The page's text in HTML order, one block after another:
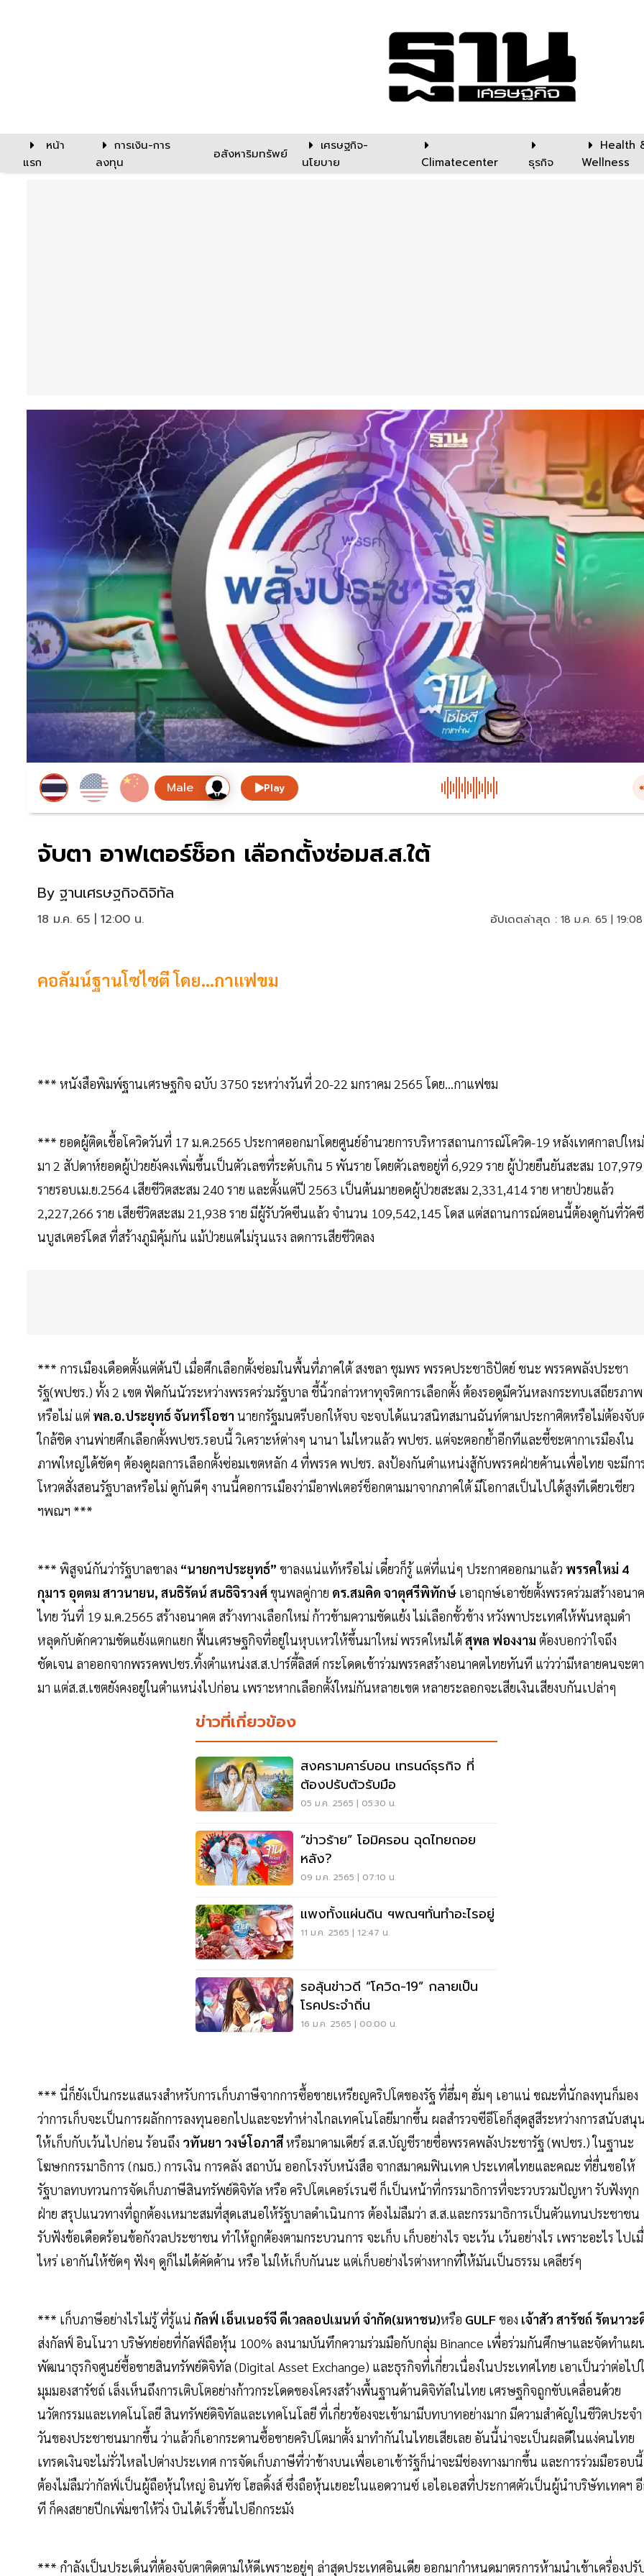
หน้า
แรก
การเงิน-การ
ลงทุน
อสังหาริมทรัพย์
เศรษฐกิจ-
นโยบาย
Climatecenter ธุรกิจ
Health
Wellness
Play
จับตา อาฟเตอร์ช็อก เลือกตั้งซ่อมส.ส.ใต้
By ฐานเศรษฐกิจดิจิทัล
18 ม.ค. 65 | 12:00 น. อัปเดตล่าสุด : 18 ม.ค. 65 |
คอลัมน์ฐานโซไซตี โดย...กาแฟขม
*** หนังสือพิมพ์ฐานเศรษฐกิจ ฉบับ 3750 ระหว่างวันที่ 20-22 มกราคม 2565 โดย...กาแฟขม
*** ยอดผู้ติดเชื้อโควิดวันที่ 17 ม.ค.2565 ประกาศออกมาโดยศูนย์อำนวยการบริหารสถานการณ์โควิด-19 หลังเทศกาลปใหม่
มา 2 สัปดาห์ยอดผู้ป่วยยังคงเพิ่มขึ้นเป็นตัวเลขที่ระดับเกิน 5 พันราย โดยตัวเลขอยู่ที่ 6,929 ราย ผู้ป่วยยืนยันสะสม 107,979
รายรอบเม.ย.2564 เสียชีวิตสะสม 240 ราย และตั้งแต่ปี 2563 เป็นต้นมายอดผู้ป่วยสะสม 2,331,414 ราย หายป่วยแล้ว
2,227,266 ราย เสียชีวิตสะสม 21,938 ราย มีผู้รับวัคซีนแล้ว จำนวน 109,542,145 โดส แต่สถานการณ์ตอนนี้ต้องดูกันที่วัคซี
นบูสเตอร์โดส ที่สร้างภูมิคุ้มกัน แม้ป่วยแต่ไม่รุนแรง ลดการเสียชีวิตลง
*** การเมืองเดือดตั้งแต่ต้นปี เมื่อศึกเลือกตั้งซ่อมในพื้นที่ภาคใต้ สงขลา ชุมพร พรรคประชาธิปัตย์ ชนะ พรรคพลังประชา
รัฐ(พปชร.) ทั้ง 2 เขต ฟัดกันนัวระหว่างพรรคร่วมรัฐบาล ชี้นิ้วกล่าวหาทุจริตการเลือกตั้ง ต้องรอดูมีควันหลงกระทบเสถียรภาพ
หรือไม่ แต่ พล.อ.ประยุทธ์ จันทร์โอชา นายกรัฐมนตรีบอกให้จบ จะจบได้แนวสนิทสมานฉันท์ตามประกาศิตหรือไม่ต้องจับ
ใกล้ชิด งานพ่ายศึกเลือกตั้งพปชร.รอบนี้ วิเคราะห์ต่างๆ นานา ไม่ไหวแล้ว พปชร. แต่จะตอกย้ำอีกทีและชี้ชะตากาเรมืองใน
ภาพใหญ่ได้ชัดๆ ต้องดูผลการเลือกตั้งซ่อมเขตหลัก 4 ที่พรรค พปชร. ลงป้องกันตำแหน่งสู้กับพรรคฝ่ายค้านเพื่อไทย จะมีกา
โหวตสั่งสอนรัฐบาลหรือไม่ ดูกันดีๆ งานนี้คอการเมืองว่ามีอาฟเตอร์ช็อกตามมาจากภาคใต้ มีโอกาสเป็นไปได้สูงทีเดียวเชียว
ฯพณฯ ***
*** พิสูจน์กันว่ารัฐบาลขาลง “นายกฯประยุทธ์” ขาลงแน่แท้หรือไม่ เดี๋ยวก็รู้ แต่ที่แน่ๆ ประกาศออกมาแล้ว พรรคใหม่ 4
กุมาร อุตตม สาวนายน, สนธิรัตน์ สนธิจิรวงศ์ขุนพลคู่กาย ดร.สมคิด จาตุศรีพิทักษ์ เอาฤกษ์เอาชัยตั้งพรรคร่วมสร้างอนา
ไทย วันที่ 19 ม.ค.2565 สร้างอนาคต สร้างทางเลือกใหม่ ก้าวข้ามความขัดแย้ง ไม่เลือกขั้วข้าง หวังพาประเทศให้พ้นหลุมดำ
หลุดกับดักความขัดแย้งแตกแยก ฟื้นเศรษฐกิจที่อยู่ในหุบเหวให้ขึ้นมาใหม่ พรรคใหม่ได้สุพล ฟองงาม ต้องบอกว่าใจถึง
ชัดเจน ลาออกจากพรรคพปชร.ทิ้งตำแหน่งส.ส.ปาร์ตี้ลิสต์ กระโดดเข้าร่วมพรรคสร้างอนาคตไทยทันที แว่วว่ามีหลายคนจะต
มา แต่ส.ส.เขตยังคงอยู่ในตำแหน่งไปก่อน เพราะหากเลือกตั้งใหม่กันหลายเขต หลายระลอกจะเสียเงินเสียงบกันเปล่าๆ
ข่าวที่เกี่ยวข้อง
สงครามคาร์บอน เทรนด์ธุรกิจ ที่
ต้องปรับตัวรับมือ
05 ม.ค. 2565 | 05:30 น.
“ข่าวร้าย” โอมิครอน ฉุดไทยถอย
หลัง?
09 ม.ค. 2565 | 07:10 น.
แพงทั้งแผ่นดิน ฯพณฯทั่นทำอะไรอยู่
11 ม.ค. 2565 | 12:47 น.
รอลุ้นข่าวดี “โควิด-19” กลายเป็น
โรคประจำถิ่น
16 ม.ค. 2565 | 00:00 น.
*** นี่ก็ยังเป็นกระแสแรงสำหรับการเก็บภาษีจากการซื้อขายเหรียญคริปโตของรัฐ ที่ฮึ่มๆ ฮั่มๆ เอาแน่ ขณะที่นักลงทุนก็มอง
ว่าการเก็บจะเป็นการผลักการลงทุนออกไปและจะทำห่างไกลเทคโนโลยีมากขึ้น ผลสำรวจซีอีโอก็สุดสูสีระหว่างการสนับสนุ
ให้เก็บกับเว้นไปก่อน ร้อนถึง วทันยา วงษ์โอภาสีหรือมาดามเดียร์ ส.ส.บัญชีรายชื่อพรรคพลังประชารัฐ (พปชร.) ในฐานะ
โฆษกกรรมาธิการ (กมธ.) การเงิน การคลัง สถาบัน ออกโรงรับหนังสือ จากสมาคมฟินเทค ประเทศไทยและคณะ ที่ยื่นขอให้
รัฐบาลทบทวนการจัดเก็บภาษีสินทรัพย์ดิจิทัล หรือ คริปโตเคอร์เรนซี ก็เป็นหน้าที่กรรมาธิการที่จะรวบรวมปัญหา รับฟังทุก
ฝ่าย สรุปแนวทางที่ถูกต้องเหมาะสมที่สุดเสนอให้รัฐบาลดำเนินการ ต้องไม่ลืมว่า ส.ส.และกรรมาธิการเป็นตัวแทนประชาชน
รับฟังข้อเดือดร้อนข้อกังวลประชาชน ทำให้ถูกต้องตามกระบวนการ จะเก็บ เก็บอย่างไร จะเว้น เว้นอย่างไร เพราะอะไร ไปเ
ไหร่ เอากันให้ชัดๆ ฟังๆ ดูก็ไม่ได้คัดค้าน หรือ ไม่ให้เก็บกันนะ แต่เก็บอย่างไรต่างหากที่ให้มันเป็นธรรม เคลียร์ๆ
*** เก็บภาษีอย่างไรไม่รู้ ที่รู้แน่ กัลฟ์ เอ็นเนอร์จี ดีเวลลอปเมนท์ จำกัด(มหาชน)หรือ GULF ของ เจ้าสัว สารัชถ์ รัตนาวะ
ส่งกัลฟ์ อินโนวา บริษัทย่อยที่กัลฟ์ถือหุ้น 100% ลงนามบันทึกความร่วมมือกับกลุ่ม Binance เพื่อร่วมกันศึกษาและจัดทำแผ
พัฒนาธุรกิจศูนย์ซื้อขายสินทรัพย์ดิจิทัล (Digital Asset Exchange) และธุรกิจที่เกี่ยวเนื่องในประเทศไทย เอาเป็นว่าต่อไป
มุมมองสารัชถ์ เล็งเห็นถึงการเติบโตอย่างก้าวกระโดดของโครงสร้างพื้นฐานด้านดิจิทัลในไทย เศรษฐกิจถูกขับเคลื่อนด้วย
นวัตกรรมและเทคโนโลยี สินทรัพย์ดิจิทัลและเทคโนโลยี ที่เกี่ยวข้องจะเข้ามามีบทบาทอย่างมาก มีความสำคัญในชีวิตประจำ
วันของประชาชนมากขึ้น ว่าแล้วก็เอากระดานซื้อขายคริปโตมาตั้ง มาทำกันในไทยเสียเลย อันนี้น่าจะเป็นผลดีในแง่คนไทย
เทรดเงินจะไม่รั่วไหลไปต่างประเทศ การจัดเก็บภาษีที่ว่าข้างบนเพื่อเอาเข้ารัฐก็น่าจะมีช่องทางมากขึ้น และการร่วมมือรอบนี้
ต้องไม่ลืมว่ากัลฟ์เป็นผู้ถือหุ้นใหญ่ อินทัช โฮลดิ้งส์ ซึ่งถือหุ้นเยอะในแอดวานซ์ เอไอเอสที่ประกาศตัวเป็นผู้นำบริษัทเทคฯ
ที ก็คงสยายปีกเพิ่มขาให้วิ่ง บินได้เร็วขึ้นไปอีกกระมัง
*** กำลังเป็นประเด็นที่ต้องจับตาติดตามให้ดีเพราะอยู่ๆ ล่าสุดประเทศอินเดีย ออกมากำหนดมาตรการห้ามนำเข้าเครื่องปรั